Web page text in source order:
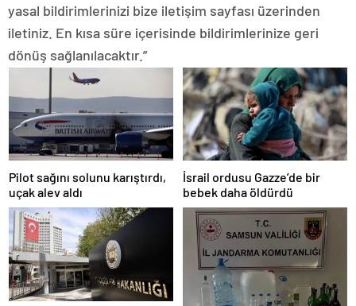
yasal bildirimlerinizi bize iletişim sayfası üzerinden
iletiniz. En kısa süre içerisinde bildirimlerinize geri
dönüş sağlanılacaktır.”
Pilot sağını solunu karıştırdı,
uçak alev aldı
İsrail ordusu Gazze’de bir
bebek daha öldürdü